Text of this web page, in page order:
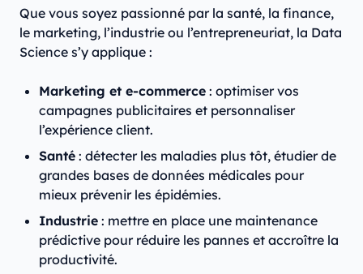
Que vous soyez passionné par la santé, la finance,
le marketing, l’industrie ou l’entrepreneuriat, la Data
Science s’y applique :
Marketing et e-commerce : optimiser vos
campagnes publicitaires et personnaliser
l’expérience client.
Santé : détecter les maladies plus tôt, étudier de
grandes bases de données médicales pour
mieux prévenir les épidémies.
Industrie : mettre en place une maintenance
prédictive pour réduire les pannes et accroître la
productivité.